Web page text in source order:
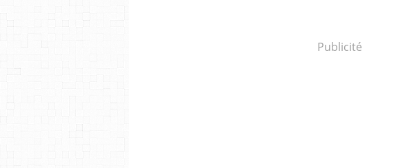
Publicité